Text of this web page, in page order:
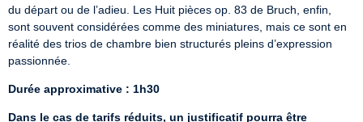
du départ ou de l’adieu. Les Huit pièces op. 83 de Bruch, enfin,
sont souvent considérées comme des miniatures, mais ce sont en
réalité des trios de chambre bien structurés pleins d’expression
passionnée.
Durée approximative : 1h30
Dans le cas de tarifs réduits, un justificatif pourra être